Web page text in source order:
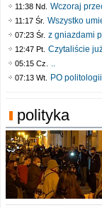
11:38 Nd. Wczoraj
11:17 Śr. Wszystko
07:23 Śr. z gniazdami
12:47 Pt. Czytaliście
05:15 Cz. ..
07:13 Wt. PO
polityka